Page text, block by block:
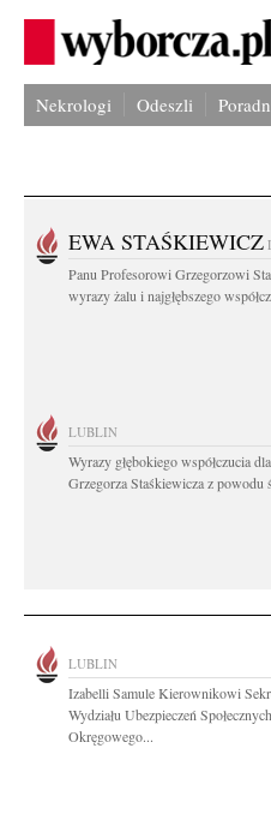
Nekrologi Odeszli
EWA STAŚKIEWICZ
Panu Profesorowi Grzegorzowi
wyrazy żalu i najgłębszego
LUBLIN
Wyrazy głębokiego współczucia
Grzegorza Staśkiewicza z powodu
LUBLIN
Izabelli Samule Kierownikowi
Wydziału Ubezpieczeń
Okręgowego...